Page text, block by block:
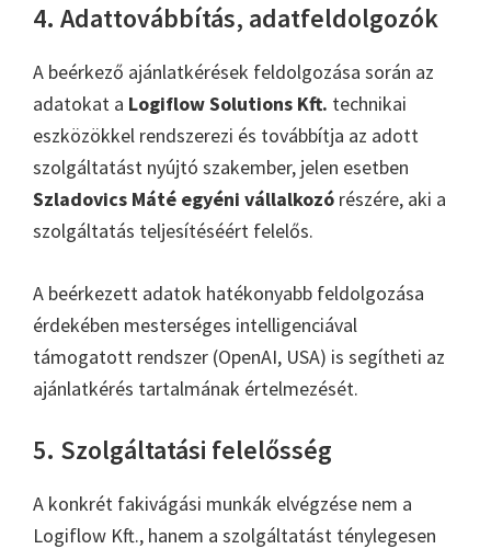
4. Adattovábbítás, adatfeldolgozók
A beérkező ajánlatkérések feldolgozása során az
adatokat a Logiflow Solutions Kft. technikai
eszközökkel rendszerezi és továbbítja az adott
szolgáltatást nyújtó szakember, jelen esetben
Szladovics Máté egyéni vállalkozó részére, aki a
szolgáltatás teljesítéséért felelős.
A beérkezett adatok hatékonyabb feldolgozása
érdekében mesterséges intelligenciával
támogatott rendszer (OpenAI, USA) is segítheti az
ajánlatkérés tartalmának értelmezését.
5. Szolgáltatási felelősség
A konkrét fakivágási munkák elvégzése nem a
Logiflow Kft., hanem a szolgáltatást ténylegesen